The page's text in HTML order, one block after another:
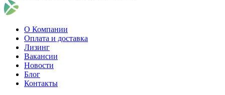
О Компании
Оплата и доставка
Лизинг
Вакансии
Новости
Блог
Контакты